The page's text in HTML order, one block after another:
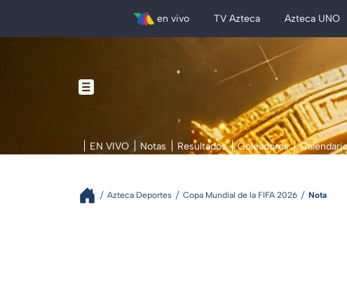
en vivo TV Azteca Azteca UNO
EN VIVO Notas Resultados Goleadores
Azteca Deportes Copa Mundial de la FIFA 2026 Nota